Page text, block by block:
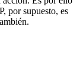
por supuesto, es